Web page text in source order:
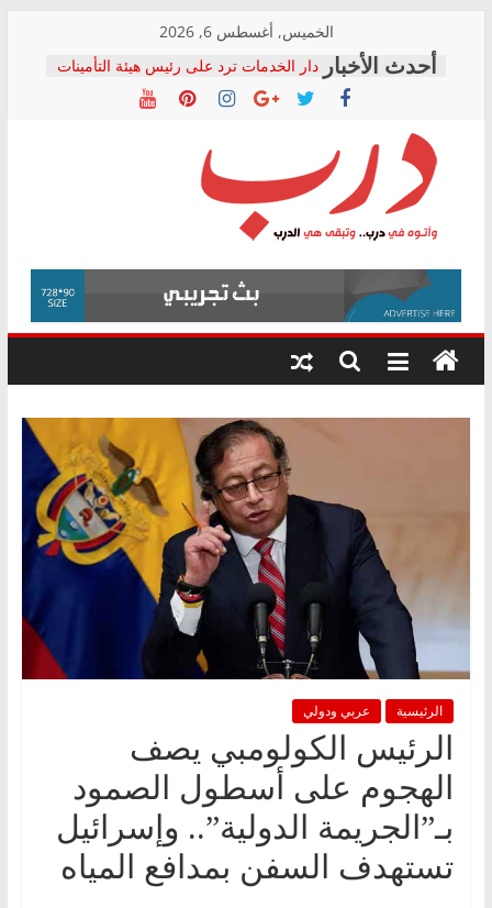
content
الخميس, أغسطس 6, 2026
دار الخدمات ترد على رئيس هيئة التأمينات
بعد مؤتمره الصحفي: إنكار الأزمة لا ينهي
معاناة أصحاب المعاشات.. ونطالب بكشف
فرحات سليمان يكتب: القطاع الصحي إلى
أين؟
حزب التحالف الشعبي يطلق لجنة “الحق
في الصحة” بالإسكندرية لرصد الانتهاكات
ودعم المرضى
الوزاري لمدينة الصحفيين.. وانتهاء أعمال
إنشاء المبنى الإداري
المجلس القومي لحقوق الإنسان يعلن
متابعة قضية الدكتور محمد زهران.. ويؤكد:
قرينة البراءة وضمانات المحاكمة العادلة
درب
وأتوه
درب..
وتبقى
هي
الرئيسية عربي ودولي
الرئيس الكولومبي يصف
الهجوم على أسطول الصمود
بـ”الجريمة الدولية”.. وإسرائيل
تستهدف السفن بمدافع المياه